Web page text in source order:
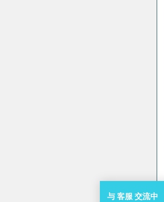
与 客服 交流中